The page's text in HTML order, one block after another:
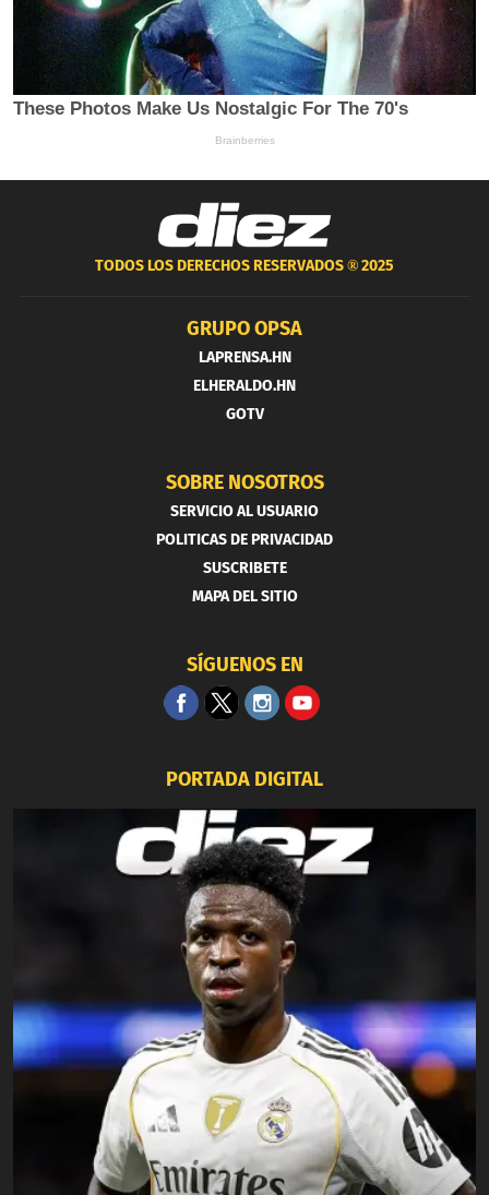
TODOS LOS DERECHOS RESERVADOS ®2025
GRUPO OPSA
LAPRENSA.HN
ELHERALDO.HN
GOTV
SOBRE NOSOTROS
SERVICIO AL USUARIO
POLITICAS DE PRIVACIDAD
SUSCRIBETE
MAPA DEL SITIO
SÍGUENOS EN
PORTADA DIGITAL